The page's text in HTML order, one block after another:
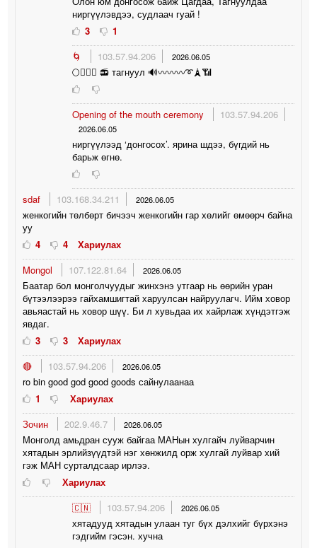
ниргүүлэвдээ, судлаач гуай !
3
1
🌀
103.57.94.206 2026.06.05
🌕👮🏻‍♂️ 📻 тагнуул 🔊〰️〰️〰️➰🗼📶
Opening of the mouth ceremony 103.57.94.206
2026.06.05
ниргүүлээд ‘донгосох’. ярина шдээ, бүгдий нь
барьж өгнө.
sdaf 103.168.34.211 2026.06.05
женкогийн төлбөрт бичээч женкогийн гар хөлийг өмөөрч байна
уу
4
4
Хариулах
Mongol
107.122.81.64 2026.06.05
Баатар бол монголчуудыг жинхэнэ утгаар нь өөрийн уран
бүтээлээрээ гайхамшигтай харуулсан найруулагч. Ийм ховор
авьяастай нь ховор шүү. Би л хувьдаа их хайрлаж хүндэтгэж
явдаг.
3
3
Хариулах
🔴
103.57.94.206 2026.06.05
ro bin good god good goods сайнулаанаа
1
Хариулах
Зочин
202.9.46.7 2026.06.05
Монголд амьдран сууж байгаа МАНын хулгайч луйварчин
хятадын эрлийзүүдтэй нэг хөнжилд орж хулгай луйвар хий
гэж МАН сурталдсаар ирлээ.
Хариулах
🇨🇳
103.57.94.206 2026.06.05
хятадууд хятадын улаан туг бүх дэлхийг бүрхэнэ
гэдгийм гэсэн. хучна